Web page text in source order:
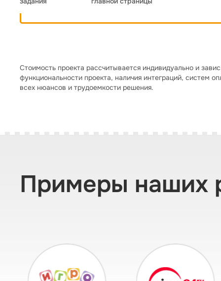
Стоимость проекта рассчитывается индивидуально и
функциональности проекта, наличия интеграций, систем
всех нюансов и трудоемкости решения.
Примеры наших